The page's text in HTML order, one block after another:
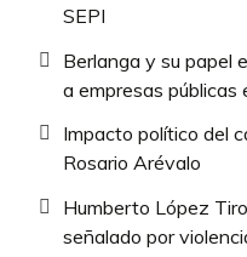
SEPI
Berlanga y su papel
a empresas públicas
Impacto político del
Rosario Arévalo
Humberto López
señalado por